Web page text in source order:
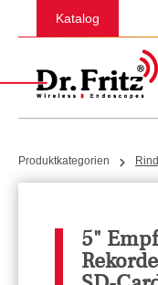
Zum Hauptinhalt springen
Katalog
Produktkategorien
5"